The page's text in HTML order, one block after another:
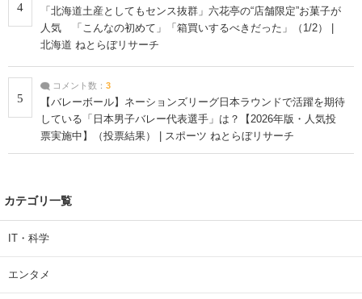
4
「北海道土産としてもセンス抜群」六花亭の“店舗限定”お菓子が
人気 「こんなの初めて」「箱買いするべきだった」（1/2） |
北海道 ねとらぼリサーチ
5
コメント数： 3
【バレーボール】ネーションズリーグ日本ラウンドで活躍を期待
している「日本男子バレー代表選手」は？【2026年版・人気投
票実施中】（投票結果） | スポーツ ねとらぼリサーチ
カテゴリ一覧
IT・科学
エンタメ